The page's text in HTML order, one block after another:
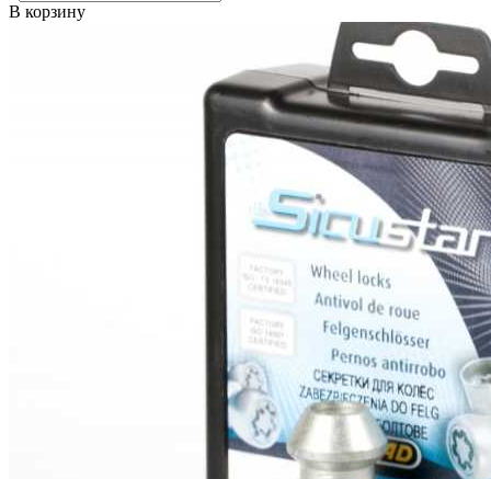
В корзину